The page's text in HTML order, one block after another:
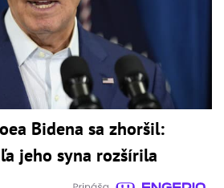
Bidena sa zhoršil:
jeho syna rozšírila